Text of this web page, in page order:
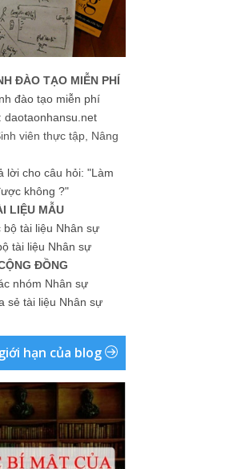
ĐÀO TẠO MIỄN PHÍ
đào tạo miễn phí
daotaonhansu.net
viên thực tập, Nâng
lời cho câu hỏi: "Làm
không ?"
LIỆU MẪU
bộ tài liệu Nhân sự
tài liệu Nhân sự
ĐỒNG
nhóm Nhân sự
sẻ tài liệu Nhân sự
hạn của blog